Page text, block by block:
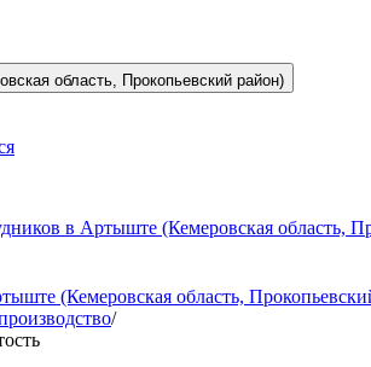
область, Прокопьевский район)
в Артыште (Кемеровская область,
(Кемеровская область,
/